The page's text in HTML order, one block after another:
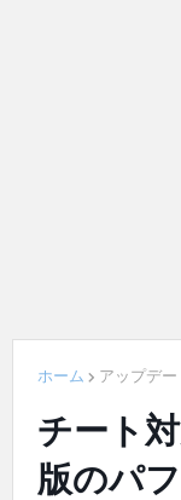
ホーム アップデー
チート
版のパ